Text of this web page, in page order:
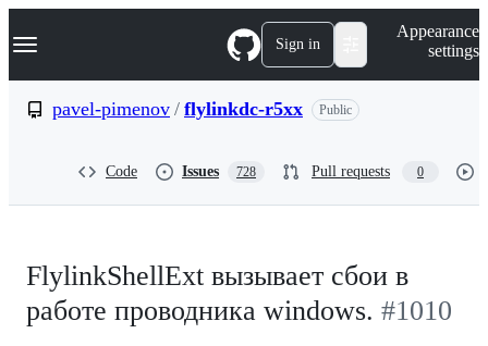
k
p
Navigation Menu Sign in
Appearance
settings
pavel-pimenov / flylinkdc-r5xx Public
Code Issues 728 Pull requests 0
FlylinkShellExt вызывает сбои в
работе проводника windows. #1010